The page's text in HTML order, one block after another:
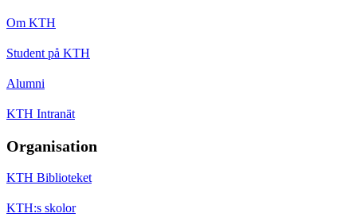
Om KTH
Student på KTH
Alumni
KTH Intranät
Organisation
KTH Biblioteket
KTH:s skolor